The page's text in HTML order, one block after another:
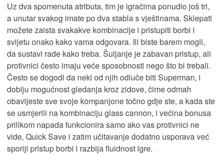
Uz dva spomenuta atributa, tim je igračima ponudio još tri,
a unutar svakog imate po dva stabla s vještinama. Sklepati
možete zaista svakakve kombinacije i pristupiti borbi i
svijetu onako kako vama odgovara. Ili biste barem mogli,
da sustavi rade kako treba. Šuljanje je zabavan pristup, ali
protivnici često imaju veće sposobnosti nego što bi trebali.
Često se dogodi da neki od njih odluče biti Superman, i
dobiju mogućnost gledanja kroz zidove, čime odmah
obavijeste sve svoje kompanjone točno gdje ste, a kada ste
se usmjerili na kombinaciju glass cannon, i većina bonusa
prilikom napada funkcionira samo ako vas protivnici ne
vide, Quick Save i zatim učitavanje dodatno usporava već
sporiji pristup borbi i razbija fluidnost igre.